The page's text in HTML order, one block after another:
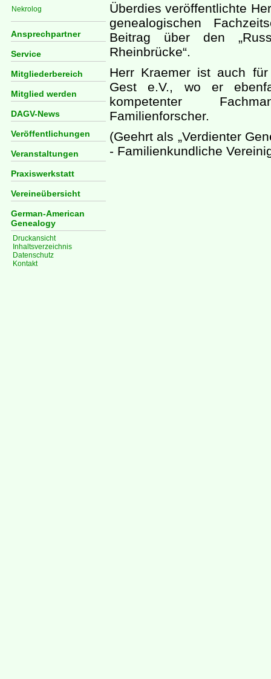
Nekrolog
Ansprechpartner
Service
Mitgliederbereich
Mitglied werden
DAGV-News
Veröffentlichungen
Veranstaltungen
Praxiswerkstatt
Vereineübersicht
German-American
Genealogy
Druckansicht
Inhaltsverzeichnis
Datenschutz
Kontakt
Überdies veröffentlichte
genealogischen
Beitrag über den
Rheinbrücke“.
Herr Kraemer ist auch
Gest e.V., wo er
kompetenter
Familienforscher.
(Geehrt als „Verdienter
- Familienkundliche